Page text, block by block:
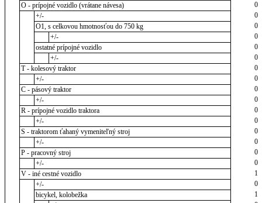
O - prípojné vozidlo (vrátane návesa)
0
+/-
0
O1, s celkovou hmotnosťou do 750 kg
0
+/-
0
ostatné prípojné vozidlo
0
+/-
0
T - kolesový traktor
0
+/-
0
C - pásový traktor
0
+/-
0
R - prípojné vozidlo traktora
0
+/-
0
S - traktorom ťahaný vymeniteľný stroj
0
+/-
0
P - pracovný stroj
0
+/-
0
V - iné cestné vozidlo
1
+/-
0
bicykel, kolobežka
1